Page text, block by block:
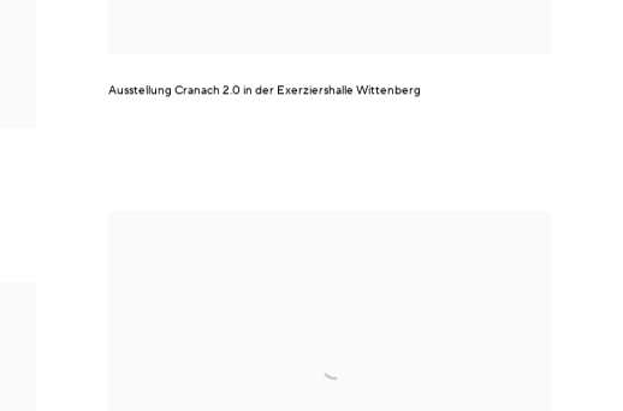
Ausstellung Cranach 2.0in der Exerziershalle Wittenberg